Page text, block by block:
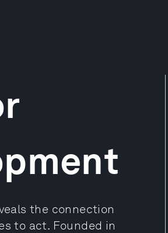
the connection
to act. Founded in